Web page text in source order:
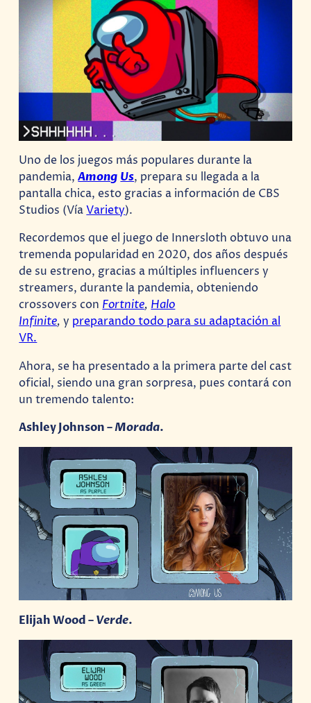
Uno de los juegos más populares durante la
pandemia,Among Us, prepara su llegada a la
pantalla chica, esto gracias a información de CBS
Studios (VíaVariety).
Recordemos que el juego de Innersloth obtuvo una
tremenda popularidad en 2020, dos años después
de su estreno, gracias a múltiples influencers y
streamers, durante la pandemia, obteniendo
crossovers con Fortnite, Halo
Infinite,y preparando todo para su adaptación al
VR.
Ahora, se ha presentado a la primera parte del cast
oficial, siendo una gran sorpresa, pues contará con
un tremendo talento:
Ashley Johnson –Morada.
Elijah Wood –Verde.